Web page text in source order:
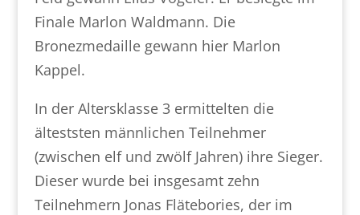
Finale Marlon Waldmann. Die
Bronezmedaille gewann hier Marlon
Kappel.
In der Altersklasse 3 ermittelten die
älteststen männlichen Teilnehmer
(zwischen elf und zwölf Jahren) ihre Sieger.
Dieser wurde bei insgesamt zehn
Teilnehmern Jonas Flätebories, der im